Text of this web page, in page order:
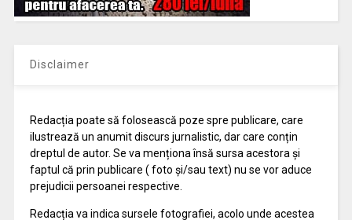
Disclaimer
Redacția poate să folosească poze spre publicare, care
ilustrează un anumit discurs jurnalistic, dar care conțin
dreptul de autor. Se va menționa însă sursa acestora și
faptul că prin publicare ( foto și/sau text) nu se vor aduce
prejudicii persoanei respective.
Redacția va indica sursele fotografiei, acolo unde acestea